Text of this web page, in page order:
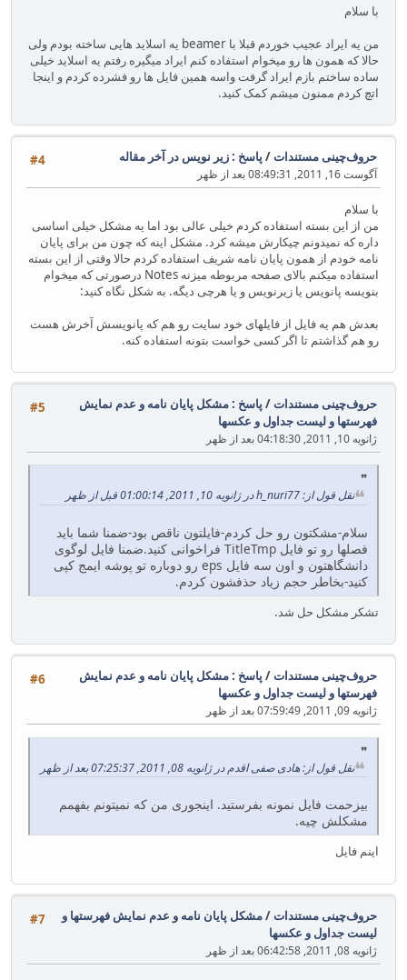
با سلام
من یه ایراد عجیب خوردم قبلا با beamer یه اسلاید هایی ساخته بودم ولی
حالا که همون ها رو میخوام استفاده کنم ایراد میگیره رفتم یه اسلاید خیلی
ساده ساختم بازم ایراد گرفت واسه همین فایل ها رو فشرده کردم و اینجا
اتچ کردم ممنون میشم کمک کنید.
#4 حروف‌چینی مستندات/ پاسخ : زیر نویس در آخر مقاله
آگوست 16, 2011, 08:49:31 بعد از ظهر
با سلام
من از این بسته استفاده کردم خیلی عالی بود اما یه مشکل خیلی اساسی
داره که نمیدونم چیکارش میشه کرد. مشکل اینه که چون من برای پایان
نامه خودم از همون پایان نامه شریف استفاده کردم حالا وقتی از این بسته
استفاده میکنم بالای صفحه مربوطه میزنه Notes درصورتی که میخوام
بنویسه پانویس یا زیرنویس و یا هرچی دیگه. به شکل نگاه کنید:
بعدش هم یه فایل از فایلهای خود سایت رو هم که پانویسش آخرش هست
رو هم گذاشتم تا اگر کسی خواست بتونه استفاده کنه.
#5 حروف‌چینی مستندات/ پاسخ : مشکل پایان نامه و عدم نمایش
فهرستها و لیست جداول و عکسها
ژانویه 10, 2011, 04:18:30 بعد از ظهر
نقل قول از: h_nuri77 در ژانویه 10, 2011, 01:00:14 قبل از ظهر
سلام-مشکتون رو حل کردم-فایلتون ناقص بود-ضمنا شما باید
فصلها رو تو فایل TitleTmp فراخوانی کنید.ضمنا فایل لوگوی
دانشگاهتون و اون سه فایل eps رو دوباره تو پوشه ایمج کپی
کنید-بخاطر حجم زیاد حذفشون کردم.
تشکر مشکل حل شد.
#6 حروف‌چینی مستندات/ پاسخ : مشکل پایان نامه و عدم نمایش
فهرستها و لیست جداول و عکسها
ژانویه 09, 2011, 07:59:49 بعد از ظهر
نقل قول از: هادی صفی اقدم در ژانویه 08, 2011, 07:25:37 بعد از ظهر
بیزحمت فایل نمونه بفرستید. اینجوری من که نمیتونم بفهمم
مشکلش چیه.
اینم فایل
#7 حروف‌چینی مستندات/مشکل پایان نامه و عدم نمایش فهرستها و
لیست جداول و عکسها
ژانویه 08, 2011, 06:42:58 بعد از ظهر